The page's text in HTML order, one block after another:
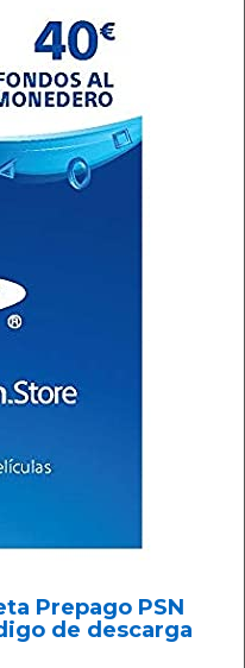
Prepago PSN
de descarga